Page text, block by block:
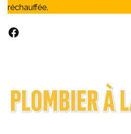
réchauffée.
Facebook